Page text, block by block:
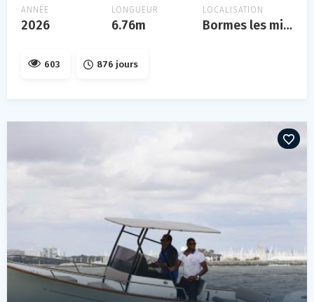
ANNÉE
2026
LONGUEUR
6.76m
LOCALISATION
Bormes les mimosas
603 876 jours